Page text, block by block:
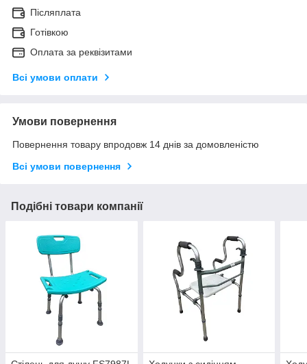
Післяплата
Готівкою
Оплата за реквізитами
Всі умови оплати
Умови повернення
Повернення товару впродовж 14 днів за домовленістю
Всі умови повернення
Подібні товари компанії